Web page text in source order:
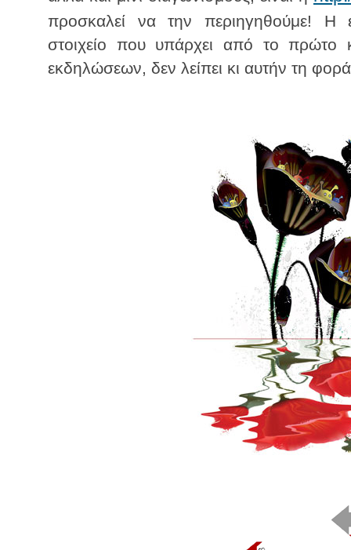
προσκαλεί να την περιηγηθούμε! Η
στοιχείο που υπάρχει από το
εκδηλώσεων, δεν λείπει κι αυτήν τη